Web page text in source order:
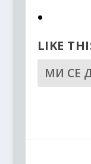
LIKE
МИ СЕ